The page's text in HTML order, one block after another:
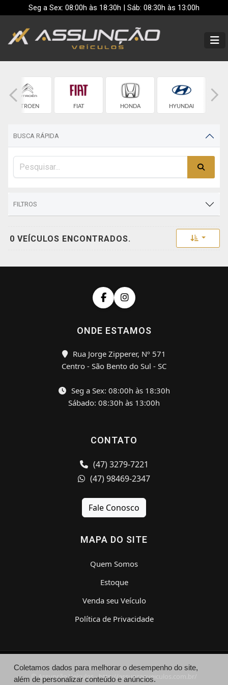
Seg a Sex: 08:00h às 18:30h | Sáb: 08:30h às 13:00h
CITROEN FIAT HONDA HYUNDAI
BUSCA RÁPIDA
FILTROS
0 VEÍCULOS ENCONTRADOS. Toggle
ONDE ESTAMOS
Rua Jorge Zipperer, Nº 571
Centro - São Bento do Sul - SC
Seg a Sex: 08:00h às 18:30h
Sábado: 08:30h às 13:00h
CONTATO
(47) 3279-7221
(47) 98469-2347
Fale Conosco
MAPA DO SITE
Quem Somos
Estoque
Venda seu Veículo
Política de Privacidade
© Assunção Veículos - http://assuncaoveiculos.com.br/
Coletamos dados para melhorar o desempenho do site,
além de personalizar conteúdo e anúncios.